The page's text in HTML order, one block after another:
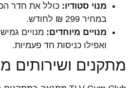
מנוי סטודיו: כולל את חדר
במחיר 299 ₪ לחודש.
מנויים מיוחדים: מנויים
ואפילו כניסות חד פעמיות.
מתקנים ושירותים